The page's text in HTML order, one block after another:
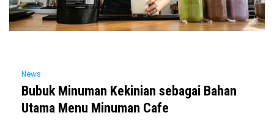
News
Bubuk Minuman Kekinian sebagai Bahan
Utama Menu Minuman Cafe